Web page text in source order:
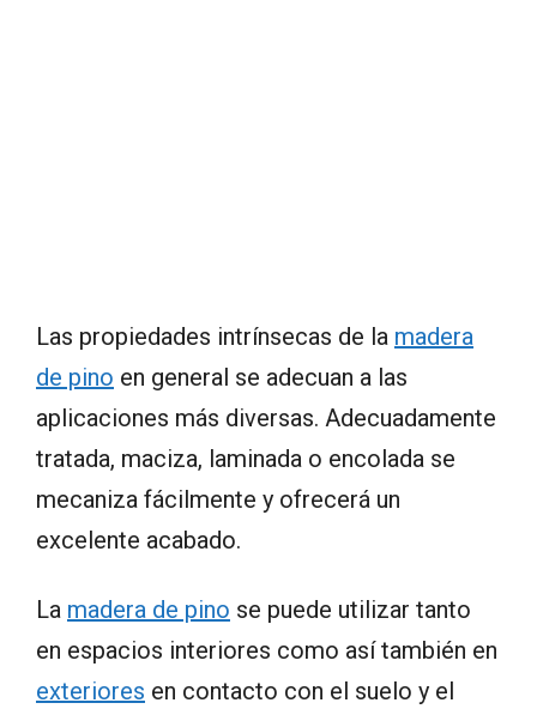
Las propiedades intrínsecas de la madera
de pino en general se adecuan a las
aplicaciones más diversas. Adecuadamente
tratada, maciza, laminada o encolada se
mecaniza fácilmente y ofrecerá un
excelente acabado.
La madera de pino se puede utilizar tanto
en espacios interiores como así también en
exteriores en contacto con el suelo y el